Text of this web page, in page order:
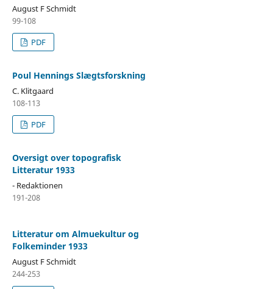
August F Schmidt
99-108
PDF
Poul Hennings Slægtsforskning
C. Klitgaard
108-113
PDF
Oversigt over topografisk
Litteratur 1933
- Redaktionen
191-208
Litteratur om Almuekultur og
Folkeminder 1933
August F Schmidt
244-253